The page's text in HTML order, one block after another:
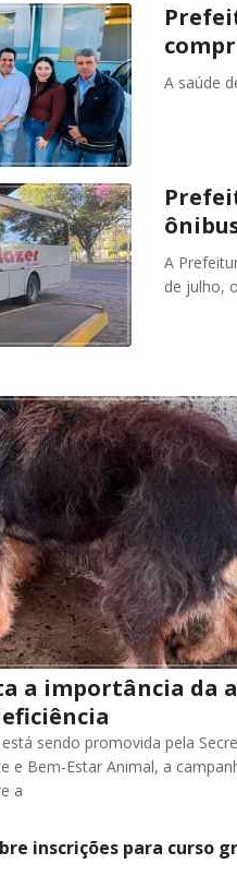
A saúde
A
de julho,
a importância da
sendo promovida pela
e Bem-Estar Animal, a
a
inscrições para curso